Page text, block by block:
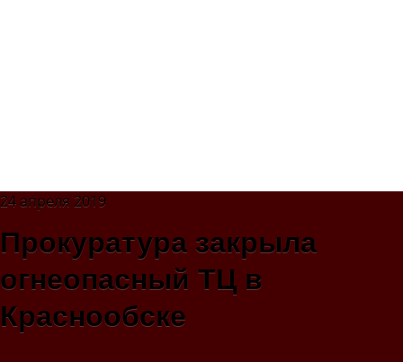
24 апреля 2019
Прокуратура закрыла
огнеопасный ТЦ в
Краснообске